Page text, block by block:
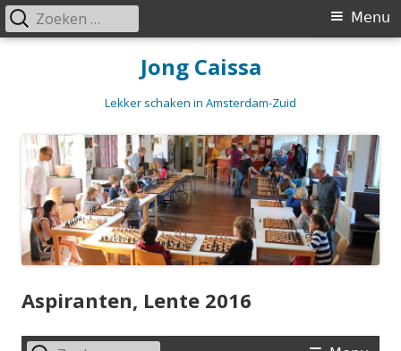
Jong Caissa
Lekker schaken in Amsterdam-Zuid
Primair
Menu
Zoeken
naar:
Aspiranten, Lente 2016